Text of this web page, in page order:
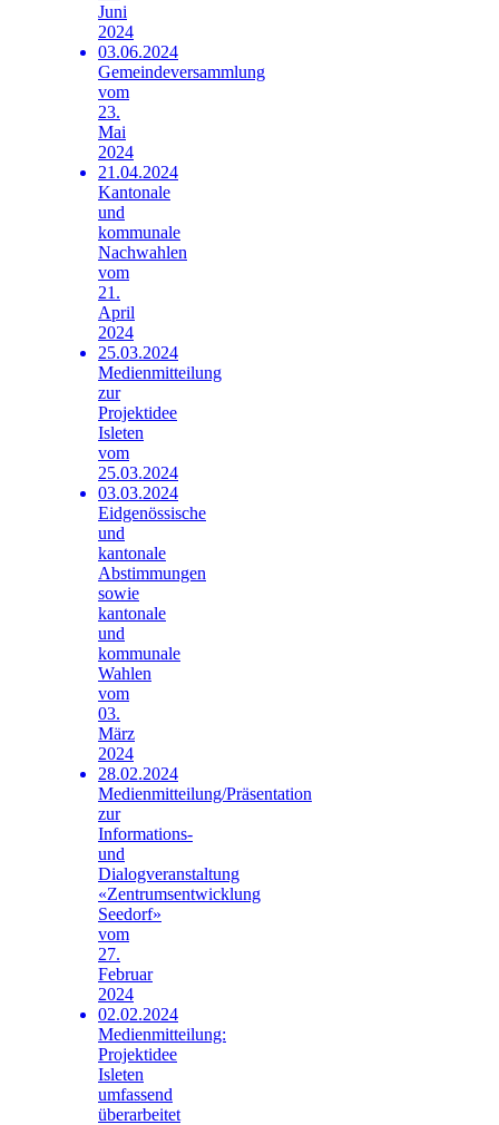
Juni
2024
03.06.2024
Gemeindeversammlung
vom
23.
Mai
2024
21.04.2024
Kantonale
und
kommunale
Nachwahlen
vom
21.
April
2024
25.03.2024
Medienmitteilung
zur
Projektidee
Isleten
vom
25.03.2024
03.03.2024
Eidgenössische
und
kantonale
Abstimmungen
sowie
kantonale
und
kommunale
Wahlen
vom
03.
März
2024
28.02.2024
Medienmitteilung/Präsentation
zur
Informations-
und
Dialogveranstaltung
«Zentrumsentwicklung
Seedorf»
vom
27.
Februar
2024
02.02.2024
Medienmitteilung:
Projektidee
Isleten
umfassend
überarbeitet